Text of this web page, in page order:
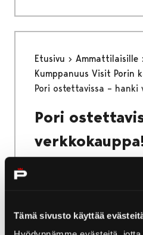
Tämä sivusto käyttää
Etusivu
Ammattilaisille
Kumppanuus Visit Porin
Pori ostettavissa – hanki
Pori